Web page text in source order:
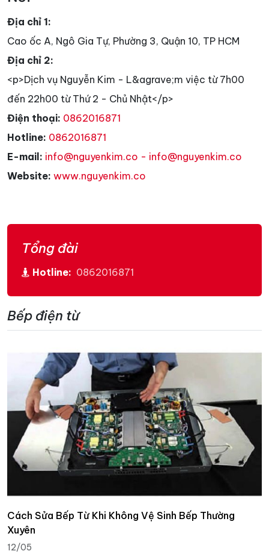
Địa chỉ 1:
Cao ốc A, Ngô Gia Tự, Phường 3, Quận 10, TP HCM
Địa chỉ 2:
<p>Dịch vụ Nguyễn Kim - L&agrave;m việc từ 7h00
đến 22h00 từ Thứ 2 - Chủ Nhật</p>
Điện thoại: 0862016871
Hotline: 0862016871
E-mail: info@nguyenkim.co - info@nguyenkim.co
Website: www.nguyenkim.co
Tổng đài
Hotline: 0862016871
Bếp điện từ
Cách Sửa Bếp Từ Khi Không Vệ Sinh Bếp Thường
Xuyên
12/05